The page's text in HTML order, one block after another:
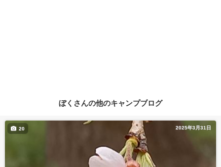
ぼくさんの他のキャンプブログ
2025年3月31日
20